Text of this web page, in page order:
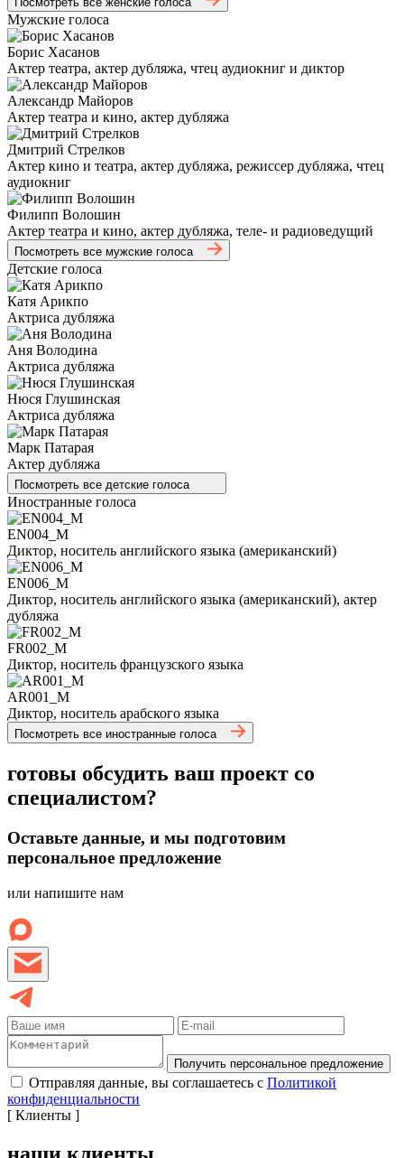
Мужские голоса
Борис Хасанов
Актер театра, актер дубляжа, чтец аудиокниг и диктор
Александр Майоров
Актер театра и кино, актер дубляжа
Дмитрий Стрелков
Актер кино и театра, актер дубляжа, режиссер дубляжа, чтец
аудиокниг
Филипп Волошин
Актер театра и кино, актер дубляжа, теле- и радиоведущий
Посмотреть все мужские голоса
Детские голоса
Катя Арикпо
Актриса дубляжа
Аня Володина
Актриса дубляжа
Нюся Глушинская
Актриса дубляжа
Марк Патарая
Актер дубляжа
Посмотреть все детские голоса
Иностранные голоса
EN004_M
Диктор, носитель английского языка (американский)
EN006_M
Диктор, носитель английского языка (американский), актер
дубляжа
FR002_M
Диктор, носитель французского языка
AR001_M
Диктор, носитель арабского языка
Посмотреть все иностранные голоса
готовы обсудить ваш проект со
специалистом?
Оставьте данные, и мы подготовим
персональное предложение
или напишите нам
Получить персональное предложение
Отправляя данные, вы соглашаетесь с Политикой
конфиденциальности
[ Клиенты ]
наши клиенты